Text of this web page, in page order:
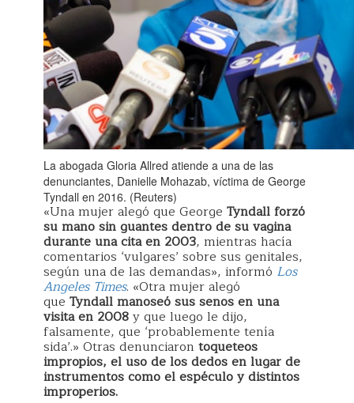
La abogada Gloria Allred atiende a una de las
denunciantes, Danielle Mohazab, víctima de George
Tyndall en 2016. (Reuters)
«Una mujer alegó que George Tyndall forzó
su mano sin guantes dentro de su vagina
durante una cita en 2003, mientras hacía
comentarios ‘vulgares’ sobre sus genitales,
según una de las demandas», informó Los
Angeles Times. «Otra mujer alegó
que Tyndall manoseó sus senos en una
visita en 2008y que luego le dijo,
falsamente, que ‘probablemente tenía
sida’.» Otras denunciaron toqueteos
impropios, el uso de los dedos en lugar de
instrumentos como el espéculo y distintos
improperios.